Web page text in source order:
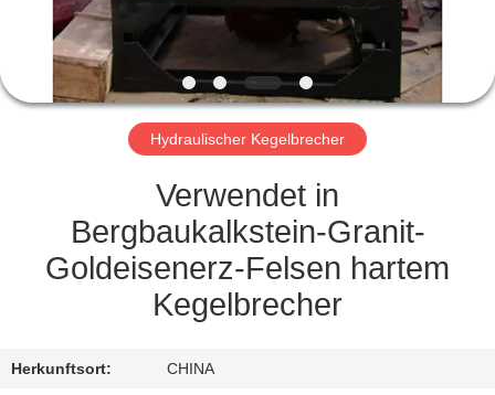
TRETEN
SIE
MIT
VERBINDUNG
FORDERN
ZITAT
Hydraulischer Kegelbrecher
Verwendet in
Bergbaukalkstein-Granit-
Goldeisenerz-Felsen hartem
Kegelbrecher
Herkunftsort: CHINA